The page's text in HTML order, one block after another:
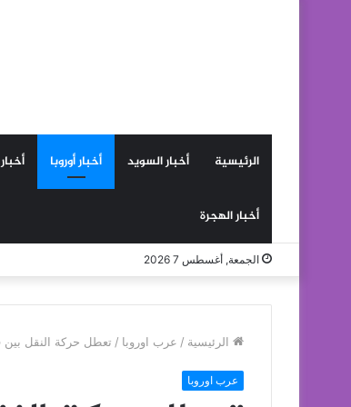
الرئيسية أخبار السويد أخبار أوروبا
أخبار الهجرة
الجمعة, أغسطس 7 2026
الرئيسية / عرب اوروبا / تعطل حركة النقل بين
عرب اوروبا